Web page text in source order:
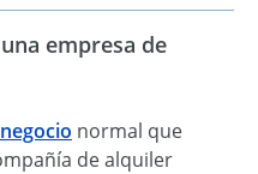
empresa de
normal que
de alquiler